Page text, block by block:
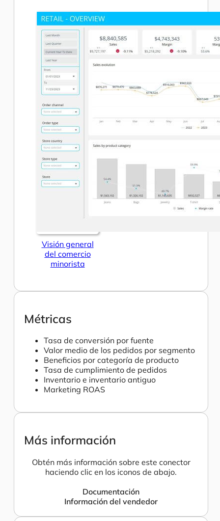
Visión general
del comercio
minorista
Métricas
Tasa de conversión por fuente
Valor medio de los pedidos por segmento
Beneficios por categoría de producto
Tasa de cumplimiento de pedidos
Inventario e inventario antiguo
Marketing ROAS
Más información
Obtén más información sobre este conector
haciendo clic en los iconos de abajo.
Documentación
Información del vendedor